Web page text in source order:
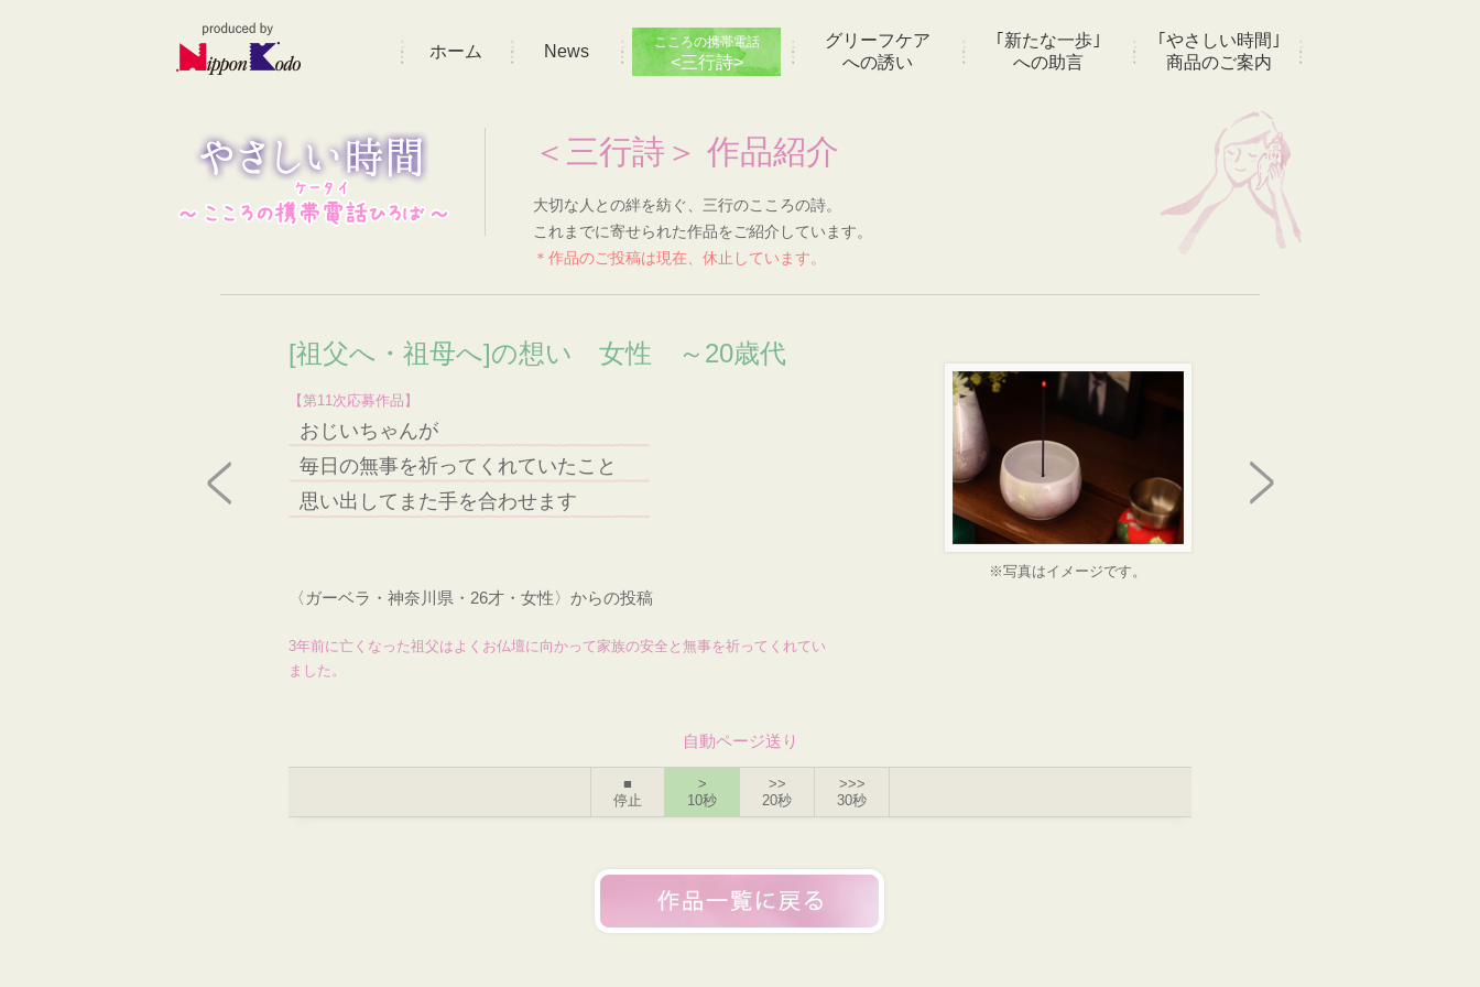
ホーム News こころの携帯電話
<三行詩>
グリーフケア
への誘い
｢新たな一歩｣
への助言
｢やさしい時間｣
商品のご案内
＜三行詩＞ 作品紹介
大切な人との絆を紡ぐ、三行のこころの詩。
これまでに寄せられた作品をご紹介しています。
＊作品のご投稿は現在、休止しています。
[祖父へ・祖母へ]の想い 女性 ～20歳代
【第11次応募作品】
おじいちゃんが
毎日の無事を祈ってくれていたこと
思い出してまた手を合わせます
※写真はイメージです。
〈ガーベラ・神奈川県・26才・女性〉からの投稿
3年前に亡くなった祖父はよくお仏壇に向かって家族の安全と無事を祈ってくれてい
ました。
自動ページ送り
■
停止
>
10秒
>>
20秒
>>>
30秒